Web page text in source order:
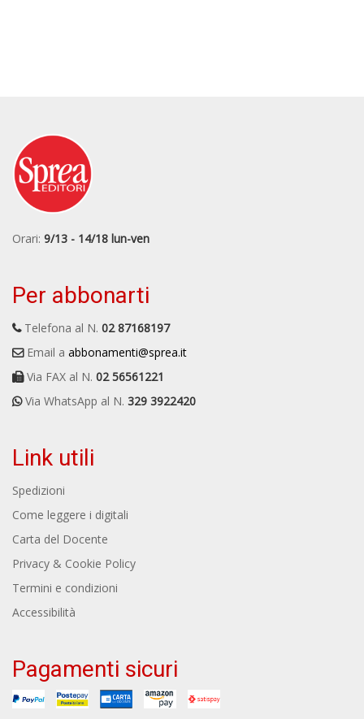
Orari: 9/13 - 14/18 lun-ven
Per abbonarti
Telefona al N. 02 87168197
Email a abbonamenti@sprea.it
Via FAX al N. 02 56561221
Via WhatsApp al N. 329 3922420
Link utili
Spedizioni
Come leggere i digitali
Carta del Docente
Privacy & Cookie Policy
Termini e condizioni
Accessibilità
Pagamenti sicuri